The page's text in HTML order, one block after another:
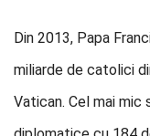
Din 2013, Papa
miliarde de catolici
Vatican. Cel mai